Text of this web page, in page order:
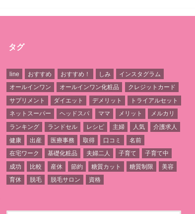
タグ
line おすすめ おすすめ！ しみ
インスタグラム
オールインワン
オールインワン化粧品
クレジットカード
サプリメント
ダイエット デメリット
トライアルセット
ネットスーパー
ヘッドスパ ママ メリット
メルカリ
ランキング
ランドセル レシピ 主婦 人気
介護求人
健康
出産 医療事務 取得 口コミ
名前
在宅ワーク
基礎化粧品 夫婦二人 子育て
子育て中
成功
比較 産休 節約 糖質カット 糖質制限
美容
育休
脱毛 脱毛サロン 資格